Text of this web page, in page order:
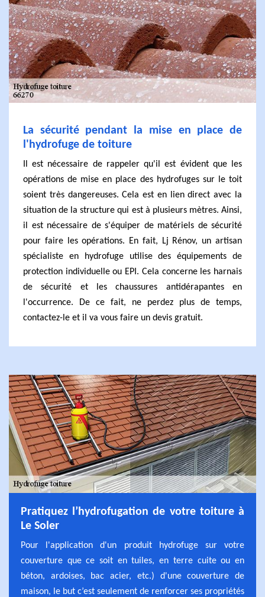
La sécurité pendant la mise en place de
l'hydrofuge de toiture
Il est nécessaire de rappeler qu'il est évident que les
opérations de mise en place des hydrofuges sur le toit
soient très dangereuses. Cela est en lien direct avec la
situation de la structure qui est à plusieurs mètres. Ainsi,
il est nécessaire de s'équiper de matériels de sécurité
pour faire les opérations. En fait, Lj Rénov, un artisan
spécialiste en hydrofuge utilise des équipements de
protection individuelle ou EPI. Cela concerne les harnais
de sécurité et les chaussures antidérapantes en
l'occurrence. De ce fait, ne perdez plus de temps,
contactez-le et il va vous faire un devis gratuit.
Pratiquez l’hydrofugation de votre toiture à
Le Soler
Pour l'application d'un produit hydrofuge sur votre
couverture que ce soit en tuiles, en terre cuite ou en
béton, ardoises, bac acier, etc.) d'une couverture de
maison, le but c’est seulement de renforcer ses propriétés